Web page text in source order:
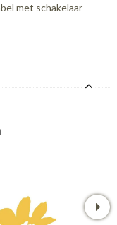
met schakelaar